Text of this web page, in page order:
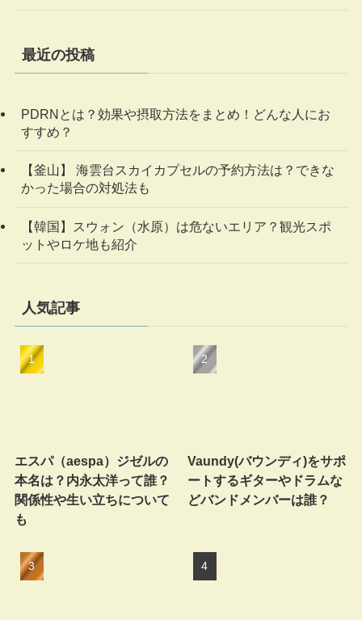
最近の投稿
PDRNとは？効果や摂取方法をまとめ！どんな人にお
すすめ？
【釜山】 海雲台スカイカプセルの予約方法は？できな
かった場合の対処法も
【韓国】スウォン（水原）は危ないエリア？観光スポ
ットやロケ地も紹介
人気記事
エスパ（aespa）ジゼルの
本名は？内永太洋って誰？
関係性や生い立ちについて
も
Vaundy(バウンディ)をサポ
ートするギターやドラムな
どバンドメンバーは誰？